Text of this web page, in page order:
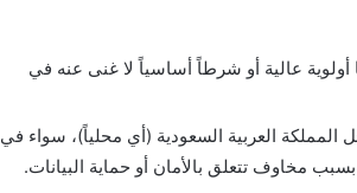
أولوية عالية أو شرطاً أساسياً لا غنى عنه في
داخل المملكة العربية السعودية (أي محلياً)، سواء في
مخاوف تتعلق بالأمان أو حماية البيانات.